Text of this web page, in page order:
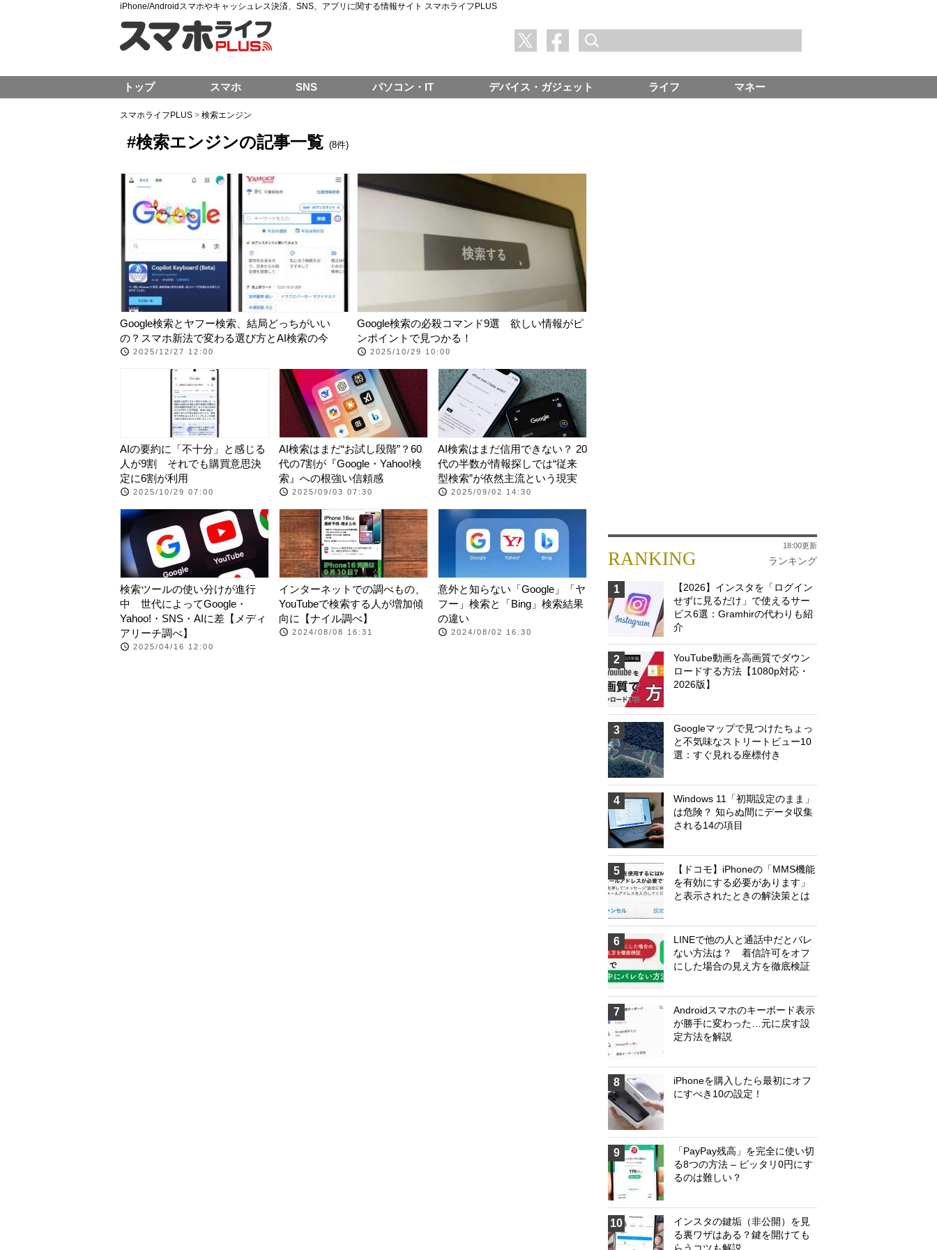
iPhone/Androidスマホやキャッシュレス決済、SNS、アプリに関する情報サイト スマホライフPLUS
スマホライフPLUS > 検索エンジン
#検索エンジンの記事一覧 (8件)
Google検索とヤフー検索、結局どっちがいい
の？スマホ新法で変わる選び方とAI検索の今
2025/12/27 12:00
Google検索の必殺コマンド9選 欲しい情報がピ
ンポイントで見つかる！
2025/10/29 10:00
AIの要約に「不十分」と感じる
人が9割 それでも購買意思決
定に6割が利用
2025/10/29 07:00
AI検索はまだ“お試し段階”？60
代の7割が『Google・Yahoo!検
索』への根強い信頼感
2025/09/03 07:30
AI検索はまだ信用できない？ 20
代の半数が情報探しでは“従来
型検索”が依然主流という現実
2025/09/02 14:30
検索ツールの使い分けが進行
中 世代によってGoogle・
Yahoo!・SNS・AIに差【メディ
アリーチ調べ】
2025/04/16 12:00
インターネットでの調べもの、
YouTubeで検索する人が増加傾
向に【ナイル調べ】
2024/08/08 16:31
意外と知らない「Google」「ヤ
フー」検索と「Bing」検索結果
の違い
2024/08/02 16:30
RANKING ランキング
18:00更新
1
【2026】インスタを「ログイン
せずに見るだけ」で使えるサー
ビス6選：Gramhirの代わりも紹
介
2
YouTube動画を高画質でダウン
ロードする方法【1080p対応・
2026版】
3
Googleマップで見つけたちょっ
と不気味なストリートビュー10
選：すぐ見れる座標付き
4
Windows 11「初期設定のまま」
は危険？ 知らぬ間にデータ収集
される14の項目
5
【ドコモ】iPhoneの「MMS機能
を有効にする必要があります」
と表示されたときの解決策とは
6
LINEで他の人と通話中だとバレ
ない方法は？ 着信許可をオフ
にした場合の見え方を徹底検証
7
Androidスマホのキーボード表示
が勝手に変わった…元に戻す設
定方法を解説
8
iPhoneを購入したら最初にオフ
にすべき10の設定！
9
「PayPay残高」を完全に使い切
る8つの方法 – ピッタリ0円にす
るのは難しい？
10
インスタの鍵垢（非公開）を見
る裏ワザはある？鍵を開けても
トップ スマホ SNS パソコン・IT デバイス・ガジェット ライフ マネー